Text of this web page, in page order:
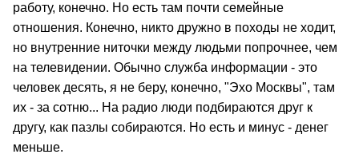
работу, конечно. Но есть там почти семейные
отношения. Конечно, никто дружно в походы не ходит,
но внутренние ниточки между людьми попрочнее, чем
на телевидении. Обычно служба информации - это
человек десять, я не беру, конечно, "Эхо Москвы", там
их - за сотню... На радио люди подбираются друг к
другу, как пазлы собираются. Но есть и минус - денег
меньше.